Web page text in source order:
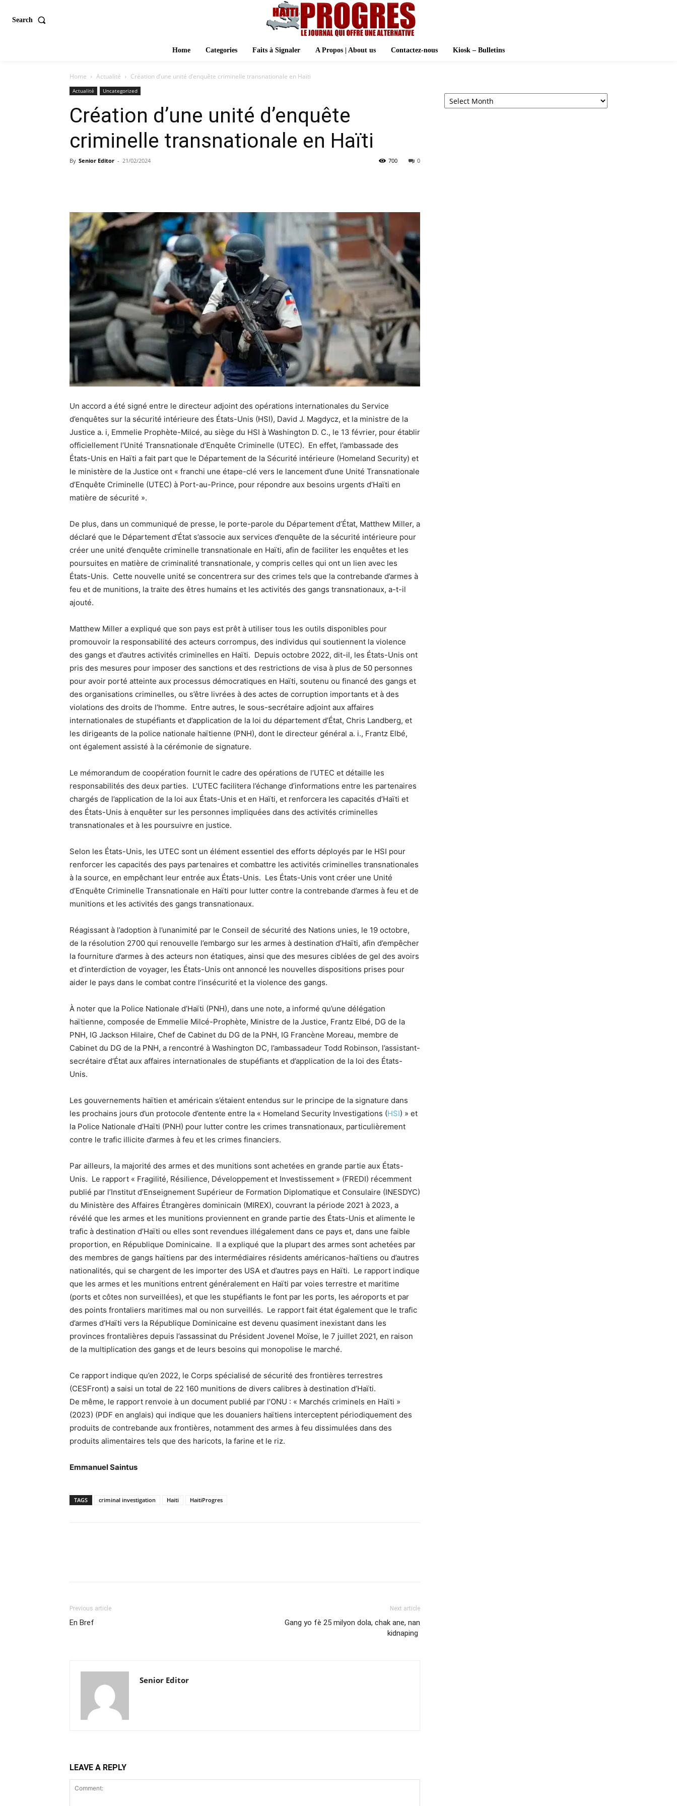
Search
Home Categories Faits à Signaler A Propos | About us Contactez-nous Kiosk – Bulletins
Home Actualité Création d’une unité d’enquête criminelle transnationale en Haïti
Actualité Uncategorized
Création d’une unité d’enquête
criminelle transnationale en Haïti
By Senior Editor - 21/02/2024 0
700
Un accord a été signé entre le directeur adjoint des opérations internationales du Service
d’enquêtes sur la sécurité intérieure des États-Unis (HSI), David J. Magdycz, et la ministre de la
Justice a. i, Emmelie Prophète-Milcé, au siège du HSI à Washington D. C., le 13 février, pour établir
officiellement l’Unité Transnationale d’Enquête Criminelle (UTEC). En effet, l’ambassade des
États-Unis en Haïti a fait part que le Département de la Sécurité intérieure (Homeland Security) et
le ministère de la Justice ont « franchi une étape-clé vers le lancement d’une Unité Transnationale
d’Enquête Criminelle (UTEC) à Port-au-Prince, pour répondre aux besoins urgents d’Haïti en
matière de sécurité ».
De plus, dans un communiqué de presse, le porte-parole du Département d’État, Matthew Miller, a
déclaré que le Département d’État s’associe aux services d’enquête de la sécurité intérieure pour
créer une unité d’enquête criminelle transnationale en Haïti, afin de faciliter les enquêtes et les
poursuites en matière de criminalité transnationale, y compris celles qui ont un lien avec les
États-Unis. Cette nouvelle unité se concentrera sur des crimes tels que la contrebande d’armes à
feu et de munitions, la traite des êtres humains et les activités des gangs transnationaux, a-t-il
ajouté.
Matthew Miller a expliqué que son pays est prêt à utiliser tous les outils disponibles pour
promouvoir la responsabilité des acteurs corrompus, des individus qui soutiennent la violence
des gangs et d’autres activités criminelles en Haïti. Depuis octobre 2022, dit-il, les États-Unis ont
pris des mesures pour imposer des sanctions et des restrictions de visa à plus de 50 personnes
pour avoir porté atteinte aux processus démocratiques en Haïti, soutenu ou financé des gangs et
des organisations criminelles, ou s’être livrées à des actes de corruption importants et à des
violations des droits de l’homme. Entre autres, le sous-secrétaire adjoint aux affaires
internationales de stupéfiants et d’application de la loi du département d’État, Chris Landberg, et
les dirigeants de la police nationale haïtienne (PNH), dont le directeur général a. i., Frantz Elbé,
ont également assisté à la cérémonie de signature.
Le mémorandum de coopération fournit le cadre des opérations de l’UTEC et détaille les
responsabilités des deux parties. L’UTEC facilitera l’échange d’informations entre les partenaires
chargés de l’application de la loi aux États-Unis et en Haïti, et renforcera les capacités d’Haïti et
des États-Unis à enquêter sur les personnes impliquées dans des activités criminelles
transnationales et à les poursuivre en justice.
Selon les États-Unis, les UTEC sont un élément essentiel des efforts déployés par le HSI pour
renforcer les capacités des pays partenaires et combattre les activités criminelles transnationales
à la source, en empêchant leur entrée aux États-Unis. Les États-Unis vont créer une Unité
d’Enquête Criminelle Transnationale en Haïti pour lutter contre la contrebande d’armes à feu et de
munitions et les activités des gangs transnationaux.
Réagissant à l’adoption à l’unanimité par le Conseil de sécurité des Nations unies, le 19 octobre,
de la résolution 2700 qui renouvelle l’embargo sur les armes à destination d’Haïti, afin d’empêcher
la fourniture d’armes à des acteurs non étatiques, ainsi que des mesures ciblées de gel des avoirs
et d’interdiction de voyager, les États-Unis ont annoncé les nouvelles dispositions prises pour
aider le pays dans le combat contre l’insécurité et la violence des gangs.
À noter que la Police Nationale d’Haïti (PNH), dans une note, a informé qu’une délégation
haïtienne, composée de Emmelie Milcé-Prophète, Ministre de la Justice, Frantz Elbé, DG de la
PNH, IG Jackson Hilaire, Chef de Cabinet du DG de la PNH, IG Francène Moreau, membre de
Cabinet du DG de la PNH, a rencontré à Washington DC, l’ambassadeur Todd Robinson, l’assistant-
secrétaire d’État aux affaires internationales de stupéfiants et d’application de la loi des États-
Unis.
Les gouvernements haïtien et américain s’étaient entendus sur le principe de la signature dans
les prochains jours d’un protocole d’entente entre la « Homeland Security Investigations (HSI) » et
la Police Nationale d’Haïti (PNH) pour lutter contre les crimes transnationaux, particulièrement
contre le trafic illicite d’armes à feu et les crimes financiers.
Par ailleurs, la majorité des armes et des munitions sont achetées en grande partie aux États-
Unis. Le rapport « Fragilité, Résilience, Développement et Investissement » (FREDI) récemment
publié par l’Institut d’Enseignement Supérieur de Formation Diplomatique et Consulaire (INESDYC)
du Ministère des Affaires Étrangères dominicain (MIREX), couvrant la période 2021 à 2023, a
révélé que les armes et les munitions proviennent en grande partie des États-Unis et alimente le
trafic à destination d’Haïti ou elles sont revendues illégalement dans ce pays et, dans une faible
proportion, en République Dominicaine. Il a expliqué que la plupart des armes sont achetées par
des membres de gangs haïtiens par des intermédiaires résidents américanos-haïtiens ou d’autres
nationalités, qui se chargent de les importer des USA et d’autres pays en Haïti. Le rapport indique
que les armes et les munitions entrent généralement en Haïti par voies terrestre et maritime
(ports et côtes non surveillées), et que les stupéfiants le font par les ports, les aéroports et par
des points frontaliers maritimes mal ou non surveillés. Le rapport fait état également que le trafic
d’armes d’Haïti vers la République Dominicaine est devenu quasiment inexistant dans les
provinces frontalières depuis l’assassinat du Président Jovenel Moïse, le 7 juillet 2021, en raison
de la multiplication des gangs et de leurs besoins qui monopolise le marché.
Ce rapport indique qu’en 2022, le Corps spécialisé de sécurité des frontières terrestres
(CESFront) a saisi un total de 22 160 munitions de divers calibres à destination d’Haïti.
De même, le rapport renvoie à un document publié par l’ONU : « Marchés criminels en Haïti »
(2023) (PDF en anglais) qui indique que les douaniers haïtiens interceptent périodiquement des
produits de contrebande aux frontières, notamment des armes à feu dissimulées dans des
produits alimentaires tels que des haricots, la farine et le riz.
Emmanuel Saintus
TAGS criminal investigation Haiti HaitiProgres
Previous article
En Bref
Next article
Gang yo fè 25 milyon dola, chak ane, nan
kidnaping
Senior Editor
LEAVE A REPLY
Archives